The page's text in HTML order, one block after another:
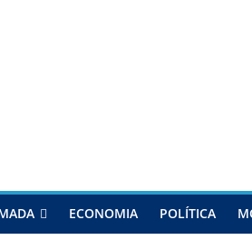
ECONOMIA POLÍTICA